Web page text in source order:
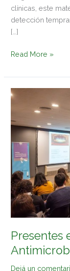
clínicas, este
detección
[…]
Read More »
Presentes
Dejá un
Presentes
Curso
de
Antimicrobianos
del
Malbrán